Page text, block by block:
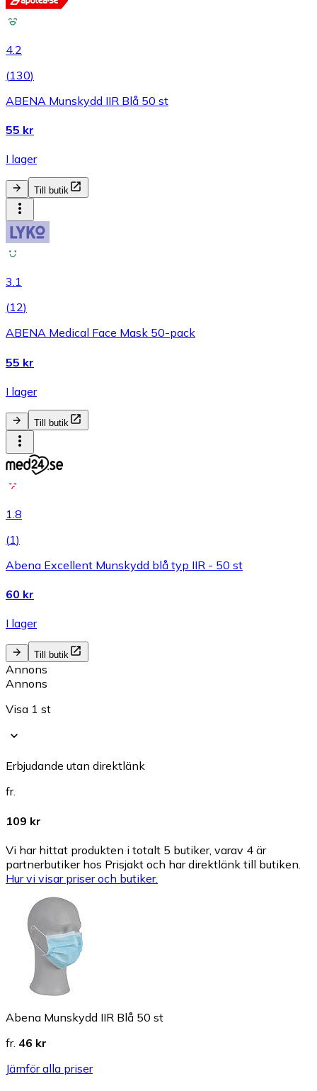
4.2
(130)
ABENA Munskydd IIR Blå 50 st
55 kr
I lager
Till butik
3.1
(12)
ABENA Medical Face Mask 50-pack
55 kr
I lager
Till butik
1.8
(1)
Abena Excellent Munskydd blå typ IIR - 50 st
60 kr
I lager
Till butik
Annons
Annons
Visa 1 st
Erbjudande utan direktlänk
fr.
109 kr
Vi har hittat produkten i totalt 5 butiker, varav 4 är
partnerbutiker hos Prisjakt och har direktlänk till butiken.
Hur vi visar priser och butiker.
Abena Munskydd IIR Blå 50 st
fr. 46 kr
Jämför alla priser